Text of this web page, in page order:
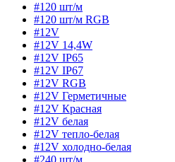
#120 шт/м
#120 шт/м RGB
#12V
#12V 14,4W
#12V IP65
#12V IP67
#12V RGB
#12V Герметичные
#12V Красная
#12V белая
#12V тепло-белая
#12V холодно-белая